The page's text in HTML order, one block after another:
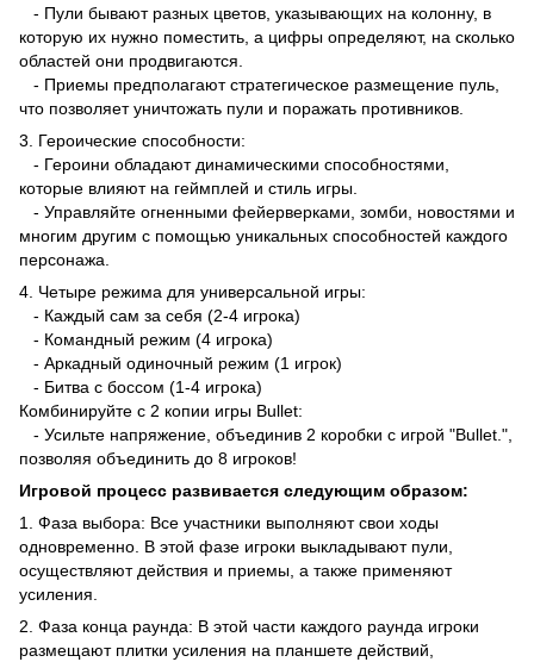
- Пули бывают разных цветов, указывающих на колонну, в
которую их нужно поместить, а цифры определяют, на сколько
областей они продвигаются.
- Приемы предполагают стратегическое размещение пуль,
что позволяет уничтожать пули и поражать противников.
3. Героические способности:
- Героини обладают динамическими способностями,
которые влияют на геймплей и стиль игры.
- Управляйте огненными фейерверками, зомби, новостями и
многим другим с помощью уникальных способностей каждого
персонажа.
4. Четыре режима для универсальной игры:
- Каждый сам за себя (2-4 игрока)
- Командный режим (4 игрока)
- Аркадный одиночный режим (1 игрок)
- Битва с боссом (1-4 игрока)
Комбинируйте с 2 копии игры Bullet:
- Усильте напряжение, объединив 2 коробки с игрой "Bullet.",
позволяя объединить до 8 игроков!
Игровой процесс развивается следующим образом:
1. Фаза выбора: Все участники выполняют свои ходы
одновременно. В этой фазе игроки выкладывают пули,
осуществляют действия и приемы, а также применяют
усиления.
2. Фаза конца раунда: В этой части каждого раунда игроки
размещают плитки усиления на планшете действий,